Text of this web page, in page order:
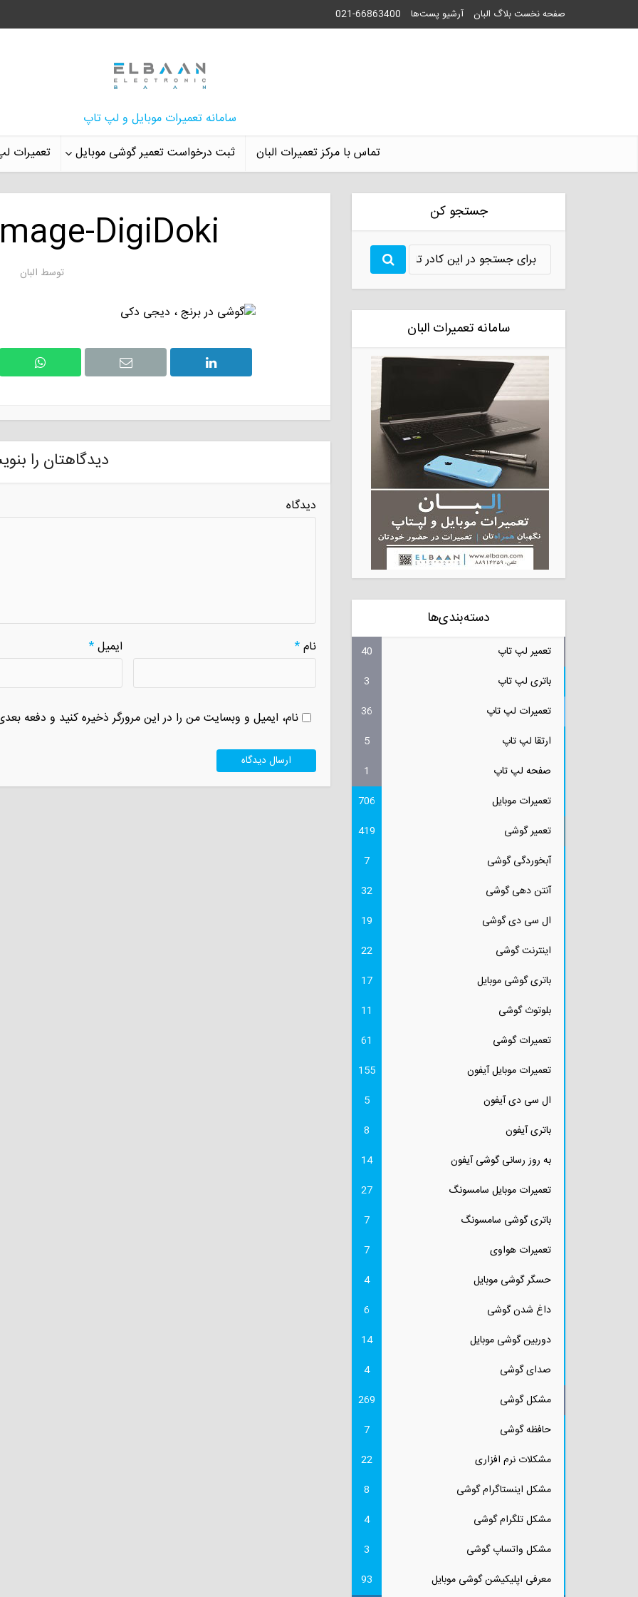
صفحه نخست بلاگ البان آرشیو پست‌ها 021-66863400
سامانه تعمیرات موبایل و لپ تاپ
تماس با مرکز تعمیرات البان
ثبت درخواست تعمیر گوشی موبایل تعمیرات
DigiDoki
توسط البان
دیدگاهتان را
دیدگاه
نام* ایمیل*
نام، ایمیل و وبسایت من را در این مرورگر ذخیره کنید و دفعه
جستجو کن
سامانه تعمیرات البان
دسته‌بندی‌ها
تعمیر لپ تاپ
40
باتری لپ تاپ
3
تعمیرات لپ تاپ
36
ارتقا لپ تاپ
5
صفحه لپ تاپ
1
تعمیرات موبایل
706
تعمیر گوشی
419
آبخوردگی گوشی
7
آنتن دهی گوشی
32
ال سی دی گوشی
19
اینترنت گوشی
22
باتری گوشی موبایل
17
بلوتوث گوشی
11
تعمیرات گوشی
61
تعمیرات موبایل آیفون
155
ال سی دی آیفون
5
باتری آیفون
8
به روز رسانی گوشی آیفون
14
تعمیرات موبایل سامسونگ
27
باتری گوشی سامسونگ
7
تعمیرات هواوی
7
حسگر گوشی موبایل
4
داغ شدن گوشی
6
دوربین گوشی موبایل
14
صدای گوشی
4
مشکل گوشی
269
حافظه گوشی
7
مشکلات نرم افزاری
22
مشکل اینستاگرام گوشی
8
مشکل تلگرام گوشی
4
مشکل واتساپ گوشی
3
معرفی اپلیکیشن گوشی موبایل
93